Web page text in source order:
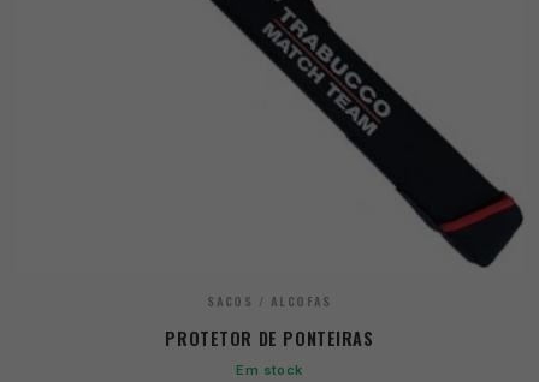
SACOS / ALCOFAS
PROTETOR DE PONTEIRAS
Em stock